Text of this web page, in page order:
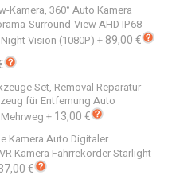
Kamera, 360° Auto Kamera
Surround-View AHD IP68
Vision (1080P) + 89,00 €
Set, Removal Reparatur
für Entfernung Auto
+ 13,00 €
Kamera Auto Digitaler
Kamera Fahrrekorder Starlight
€